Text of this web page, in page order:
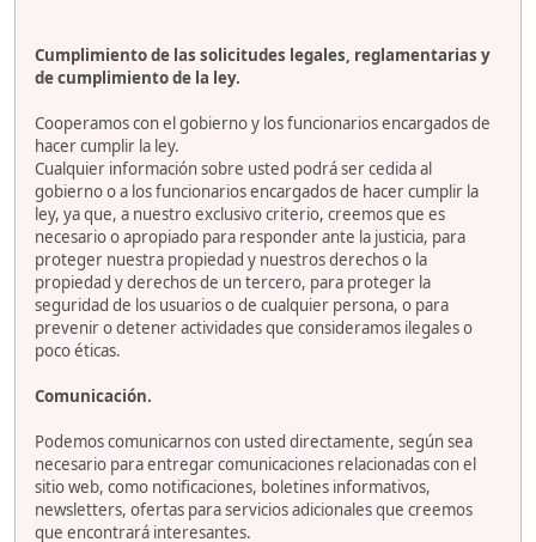
Cumplimiento de las solicitudes legales, reglamentarias y
de cumplimiento de la ley.
Cooperamos con el gobierno y los funcionarios encargados de
hacer cumplir la ley.
Cualquier información sobre usted podrá ser cedida al
gobierno o a los funcionarios encargados de hacer cumplir la
ley, ya que, a nuestro exclusivo criterio, creemos que es
necesario o apropiado para responder ante la justicia, para
proteger nuestra propiedad y nuestros derechos o la
propiedad y derechos de un tercero, para proteger la
seguridad de los usuarios o de cualquier persona, o para
prevenir o detener actividades que consideramos ilegales o
poco éticas.
Comunicación.
Podemos comunicarnos con usted directamente, según sea
necesario para entregar comunicaciones relacionadas con el
sitio web, como notificaciones, boletines informativos,
newsletters, ofertas para servicios adicionales que creemos
que encontrará interesantes.